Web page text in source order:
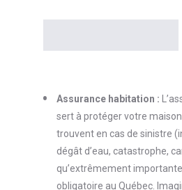
Assurance habitation :
sert à protéger votre maison
trouvent en cas de sinistre
dégât d’eau, catastrophe,
qu’extrêmement
obligatoire au Québec.